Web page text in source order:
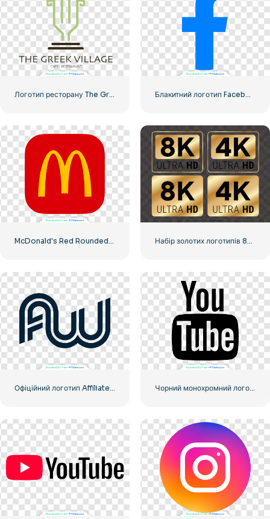
Логотип ресторану The Greek Village Cafe – безкоштовно завантажити PNG Блакитний логотип Facebook F
McDonald's Red Rounded Square Logo App Icon 2025 – Завантажте безкоштовно PNG Набір золотих логотипів 8k і 4k Ultra HD
Чорний монохромний логотип YouTube – безкоштовно завантажити PNG